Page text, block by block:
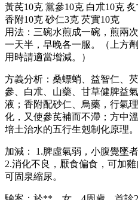
黃芪10克 黨參10克 白朮10克
香附10克 砂仁3克 芡實10克
用法：三碗水煎成一碗，煎兩
一天半，早晚各一服。（上方
用時請適當增減。）
方義分析：桑螵蛸、益智仁、
參、白朮、山藥、甘草健脾益
液；香附配砂仁、烏藥，行氣
化，又使參芪補而不滯；方中
培土治水的五行生剋制化原理。
加減： 1.脾虛氣弱，小腹覺墜
2.消化不良，厭食偏食，可加
可固泉縮尿。